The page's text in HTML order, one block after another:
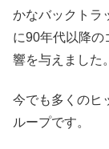
かなバックトラ
に90年代以降の
響を与えました。
今でも多くのヒ
ループです。